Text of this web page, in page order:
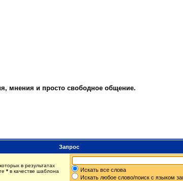
мнения и просто свободное общение.
Запрос
в результатах
* в качестве шаблона
Искать все слова
Искать любое слово/поиск с языком